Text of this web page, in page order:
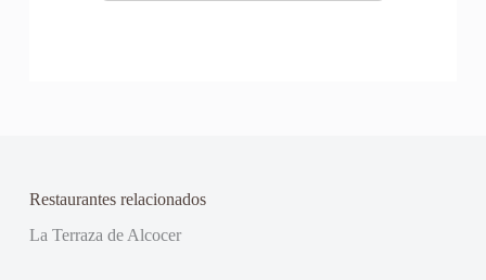
Restaurantes relacionados
La Terraza de Alcocer